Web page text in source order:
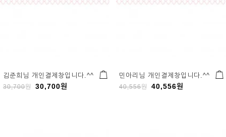
김준희님 개인결제창입니다.^^
30,700원 30,700원
민아리님 개인결제창입니다.^^
40,556원 40,556원